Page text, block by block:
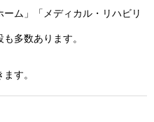
ーム」「メディカル・リハビリ
多数あります。
す。